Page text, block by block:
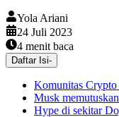
Yola Ariani
24 Juli 2023
4 menit baca
Daftar Isi-
Komunitas Crypto
Musk
Hype di sekitar